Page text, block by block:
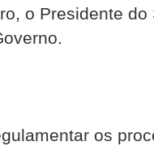
o Presidente
os